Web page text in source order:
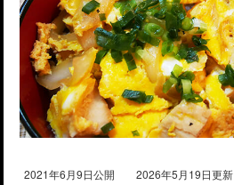
2021年6月9日公開 2026年5月19日更新